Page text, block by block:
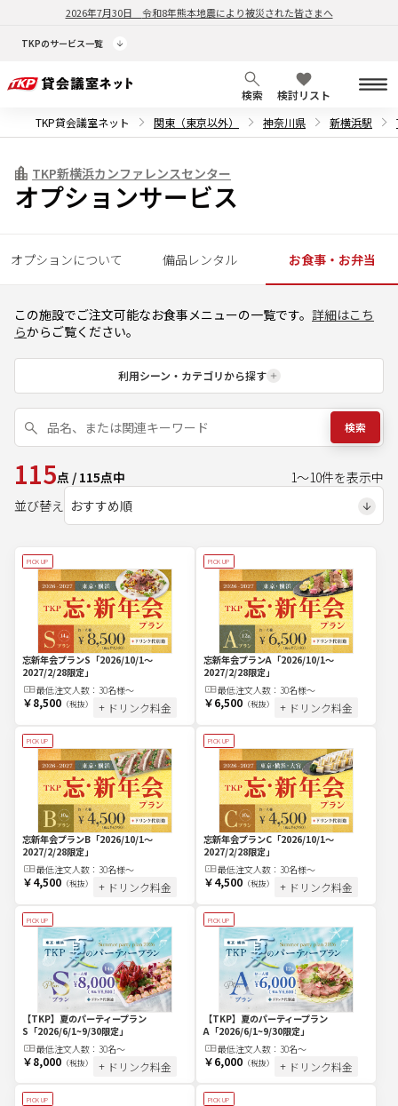
2026年7月30日 令和8年熊本地震により被災された皆さまへ
TKPのサービス一覧
検索
検討リスト
TKP貸会議室ネット
関東（東京以外） 神奈川県 新横浜駅
TKP新横浜カンファレンスセンター
オプションサービス
オプションについて 備品レンタル お食事・お弁当
この施設でご注文可能なお食事メニューの一覧です。 詳細はこち
らからご覧ください。
利用シーン・カテゴリから探す
検索
115点 / 115点中 1～10件を表示中
並び替え
PICK UP
忘新年会プランS 「2026/10/1～
2027/2/28限定」
最低注文人数： 30名様～
￥8,500（税抜） + ドリンク料金
PICK UP
忘新年会プランA「2026/10/1～
2027/2/28限定」
最低注文人数： 30名様～
￥6,500（税抜） + ドリンク料金
PICK UP
忘新年会プランB「2026/10/1～
2027/2/28限定」
最低注文人数： 30名様～
￥4,500（税抜） + ドリンク料金
PICK UP
忘新年会プランC「2026/10/1～
2027/2/28限定」
最低注文人数： 30名様～
￥4,500（税抜） + ドリンク料金
PICK UP
【TKP】夏のパーティープラン
S 「2026/6/1~9/30限定」
最低注文人数： 30名〜
￥8,000（税抜） + ドリンク料金
PICK UP
【TKP】夏のパーティープラン
A 「2026/6/1~9/30限定」
最低注文人数： 30名〜
￥6,000（税抜） + ドリンク料金
PICK UP PICK UP